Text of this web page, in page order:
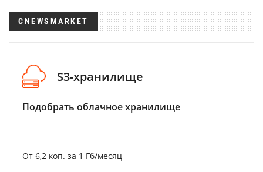
CNEWSMARKET
S3-хранилище
Подобрать облачное хранилище
От 6,2 коп. за 1 Гб/месяц